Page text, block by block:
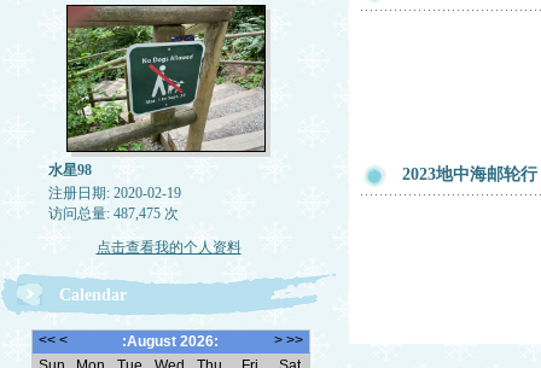
水星98
注册日期: 2020-02-19
访问总量: 487,475 次
点击查看我的个人资料
Calendar
2023地中海邮轮